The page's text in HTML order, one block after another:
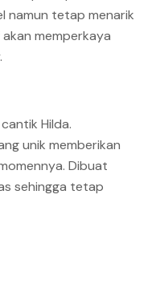
namun tetap menarik
memperkaya
Hilda.
unik memberikan
Dibuat
sehingga tetap